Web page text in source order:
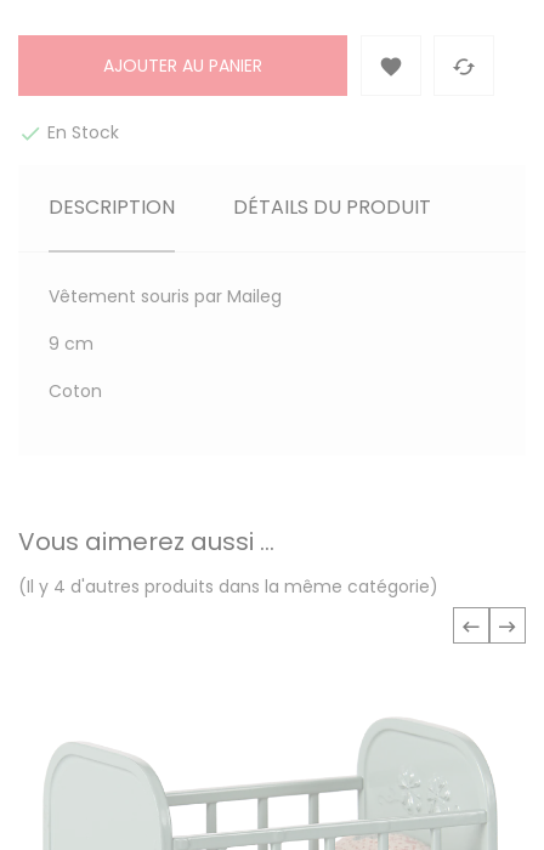
AJOUTER AU PANIER  
 En Stock
DESCRIPTION DÉTAILS DU PRODUIT
Vêtement souris par Maileg
9 cm
Coton
Vous aimerez aussi ...
(Il y 4 d'autres produits dans la même catégorie)